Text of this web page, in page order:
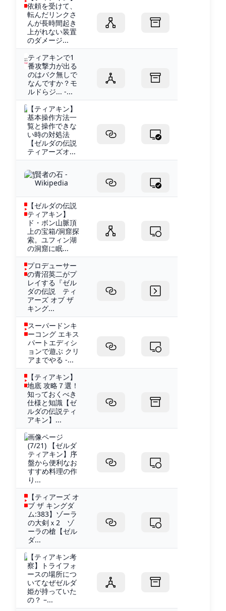
依頼を受けて、
転んだリンクさ
んが長時間起き
上がれない装置
のダメージ...
ティアキンで1
番攻撃力が出る
のはバク無しで
なんですか？モ
ルドらジ... -...
【ティアキン】
基本操作方法一
覧と操作できな
い時の対処法
【ゼルダの伝説
ティアーズオ...
賢者の石 -
Wikipedia
【ゼルダの伝説
ティアキン】
ド・ボン山脈頂
上の宝箱/洞窟探
索。ユフィン湖
の洞窟に眠...
プロデューサー
の青沼英二がプ
レイする『ゼル
ダの伝説 ティ
アーズ オブ ザ
キング...
スーパードンキ
ーコング エキス
パートエディシ
ョンで遊ぶ クリ
アまでやる -...
【ティアキン】
地底 攻略７選！
知っておくべき
仕様と知識【ゼ
ルダの伝説ティ
アキン】...
画像ページ
(7/21) 【ゼルダ
ティアキン】序
盤から便利なお
すすめ料理の作
り...
【ティアーズ オ
ブ ザ キングダ
ム:383】ゾーラ
の大剣ｘ2 ゾ
ーラの槍【ゼル
ダ...
【ティアキン考
察】トライフォ
ースの場所につ
いてなぜゼルダ
姫が持っていた
の？ –...